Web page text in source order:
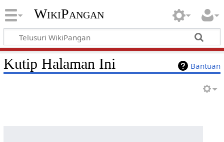
WikiPangan
Bantuan
Kutip Halaman Ini